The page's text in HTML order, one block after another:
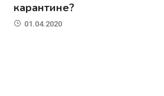
карантине?
01.04.2020